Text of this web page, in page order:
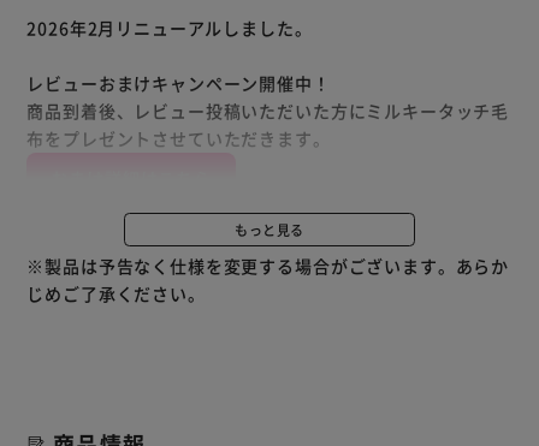
2026年2月リニューアルしました。
レビューおまけキャンペーン開催中！
商品到着後、レビュー投稿いただいた方にミルキータッチ毛
布をプレゼントさせていただきます。
※おまけはご購入いただいたベッドと同サイズのものをお届
けします。カラーはランダムとなります。
※当店にてレビュー投稿を確認後、順次発送手配を進めさせ
ていただきます。
配送設置サービスをご利用の場合は、おまけを選択すること
もっと見る
※製品は予告なく仕様を変更する場合がございます。あらか
じめご了承ください。